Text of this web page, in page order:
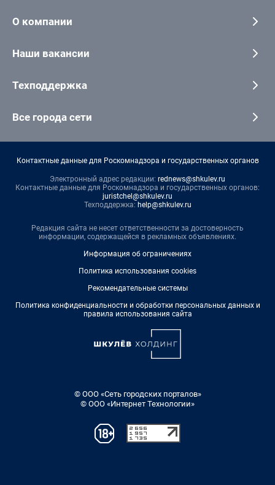
О компании
Наши вакансии
Техподдержка
Все города сети
Контактные данные для Роскомнадзора и государственных органов
Электронный адрес редакции: rednews@shkulev.ru
Контактные данные для Роскомнадзора и государственных органов:
juristchel@shkulev.ru
Техподдержка: help@shkulev.ru
Редакция сайта не несет ответственности за достоверность
информации, содержащейся в рекламных объявлениях.
Информация об ограничениях
Политика использования cookies
Рекомендательные системы
Политика конфиденциальности и обработки персональных данных и
правила использования сайта
© ООО «Сеть городских порталов»
© ООО «Интернет Технологии»